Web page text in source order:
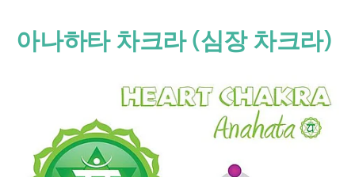
아나하타차크라 (심장 차크라)